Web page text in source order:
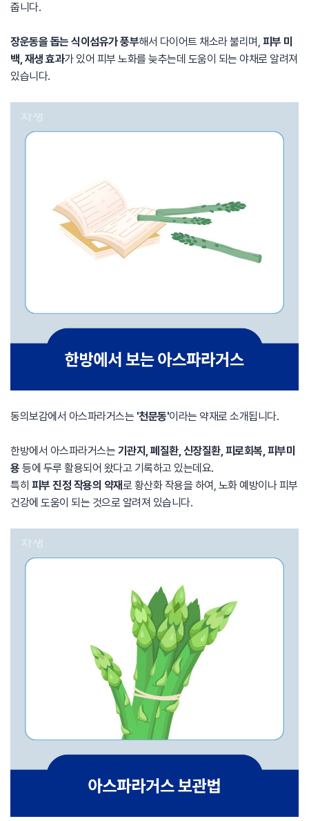
줍니다.
장운동을 돕는 식이섬유가 풍부해서 다이어트 채소라 불리며, 피부 미
백, 재생 효과가 있어 피부 노화를 늦추는데 도움이 되는 야채로 알려져
있습니다.
동의보감에서 아스파라거스는 '천문동'이라는 약재로 소개됩니다.
한방에서 아스파라거스는 기관지, 폐질환, 신장질환, 피로회복, 피부미
용 등에 두루 활용되어 왔다고 기록하고 있는데요.
특히 피부 진정 작용의 약재로 황산화 작용을 하여, 노화 예방이나 피부
건강에 도움이 되는 것으로 알려져 있습니다.